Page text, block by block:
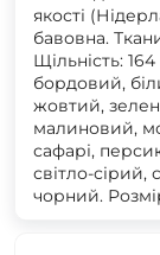
якості
бавовна.
Щільність:
бордовий,
жовтий,
малиновий,
сафарі,
світло-
чорний.